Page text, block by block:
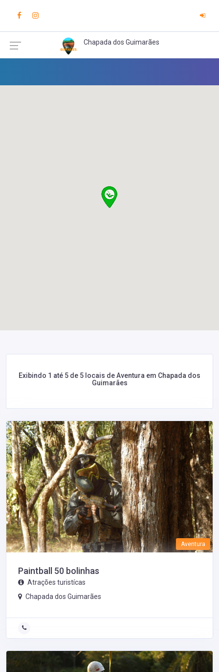
Chapada dos Guimarães
Exibindo 1 até 5 de 5 locais de Aventura em Chapada dos
Guimarães
Aventura
Paintball 50 bolinhas
Atrações turistícas
Chapada dos Guimarães